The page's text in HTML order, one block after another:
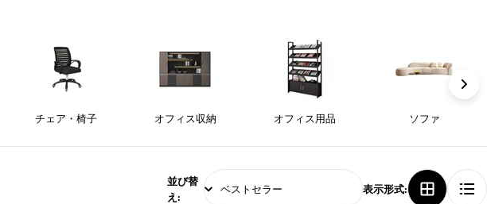
チェア・椅子 オフィス収納 オフィス用品 ソファ
並び替
え:
表示形式: